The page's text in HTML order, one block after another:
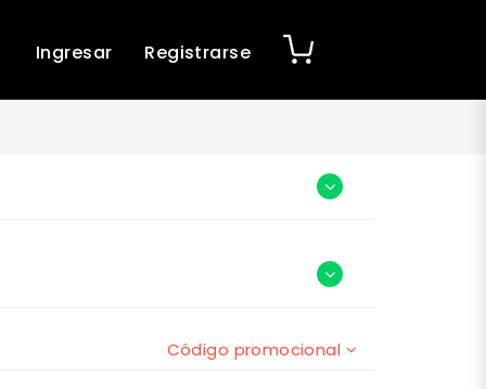
Ingresar Registrarse
Código promocional